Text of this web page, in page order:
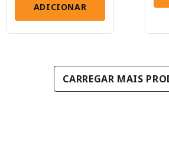
ADICIONAR
CARREGAR MAIS